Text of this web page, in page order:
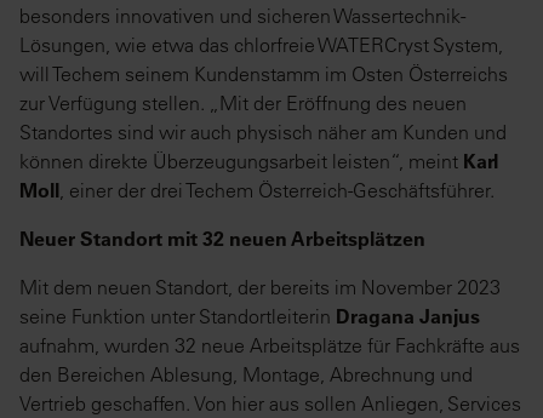
besonders innovativen und sicheren Wassertechnik-
Lösungen, wie etwa das chlorfreie WATERCryst System,
will Techem seinem Kundenstamm im Osten Österreichs
zur Verfügung stellen. „Mit der Eröffnung des neuen
Standortes sind wir auch physisch näher am Kunden und
können direkte Überzeugungsarbeit leisten“, meint Karl
Moll , einer der drei Techem Österreich-Geschäftsführer.
Neuer Standort mit 32 neuen Arbeitsplätzen
Mit dem neuen Standort, der bereits im November 2023
seine Funktion unter Standortleiterin Dragana Janjus
aufnahm, wurden 32 neue Arbeitsplätze für Fachkräfte aus
den Bereichen Ablesung, Montage, Abrechnung und
Vertrieb geschaffen. Von hier aus sollen Anliegen, Services